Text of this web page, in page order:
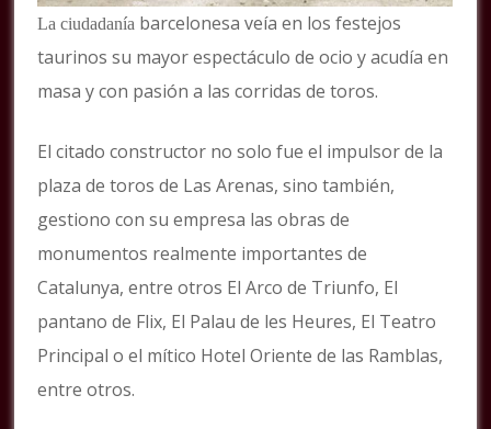
La ciudadanía barcelonesa veía en los festejos
taurinos su mayor espectáculo de ocio y acudía en
masa y con pasión a las corridas de toros.
El citado constructor no solo fue el impulsor de la
plaza de toros de Las Arenas, sino también,
gestiono con su empresa las obras de
monumentos realmente importantes de
Catalunya, entre otros El Arco de Triunfo, El
pantano de Flix, El Palau de les Heures, El Teatro
Principal o el mítico Hotel Oriente de las Ramblas,
entre otros.